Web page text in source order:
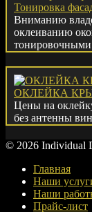
Тонировка
Вниманию
оклеиванию
ОКЛЕЙКА
Цены на
без антенны
© 2026 Individual
Главная
Наши
Наши
Прайс-лист